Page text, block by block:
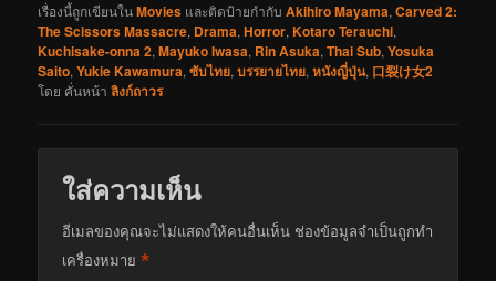
เรื่องนี้ถูกเขียนในMovies และติดป้ายกำกับAkihiro Mayama,Carved 2:
The Scissors Massacre, Drama,Horror,Kotaro Terauchi,
Kuchisake-onna 2,Mayuko Iwasa, Rin Asuka,Thai Sub,Yosuka
Saito,Yukie Kawamura,ซับไทย,บรรยายไทย,หนังญี่ปุ่น, 口裂け女2
โดย คั่นหน้าลิงก์ถาวร
ใส่ความเห็น
อีเมลของคุณจะไม่แสดงให้คนอื่นเห็น ช่องข้อมูลจำเป็นถูกทำ
เครื่องหมาย*